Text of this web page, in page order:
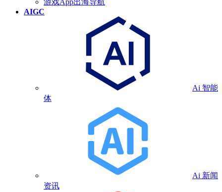
游戏App出海导航
AIGC
Ai 智能
体
Ai 新闻
资讯